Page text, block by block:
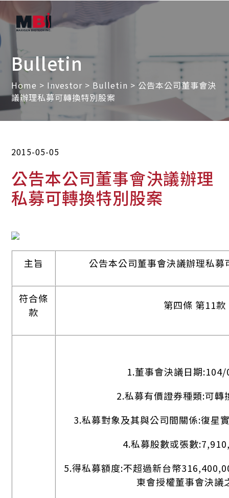
Bulletin
Home > Investor > Bulletin > 公告本公司董事會決
議辦理私募可轉換特別股案
2015-05-05
公告本公司董事會決議辦理
私募可轉換特別股案
主旨 公告本公司董事會決議辦理私募
符合條
款
第四條 第11款
1.董事會決議日期
2.私募有價證券種類:可轉
3.私募對象及其與公司間關係:復星
4.私募股數或張數
5.得私募額度:不超過新台幣
東會授權董事會決議